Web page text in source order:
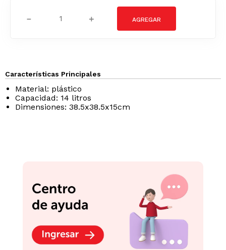
＋
－
Características Principales
Material: plástico
Capacidad: 14 litros
Dimensiones: 38.5x38.5x15cm